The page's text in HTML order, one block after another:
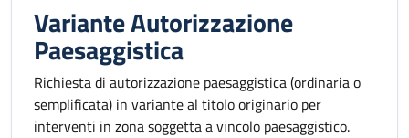
Variante Autorizzazione
Paesaggistica
Richiesta di autorizzazione paesaggistica (ordinaria o
semplificata) in variante al titolo originario per
interventi in zona soggetta a vincolo paesaggistico.